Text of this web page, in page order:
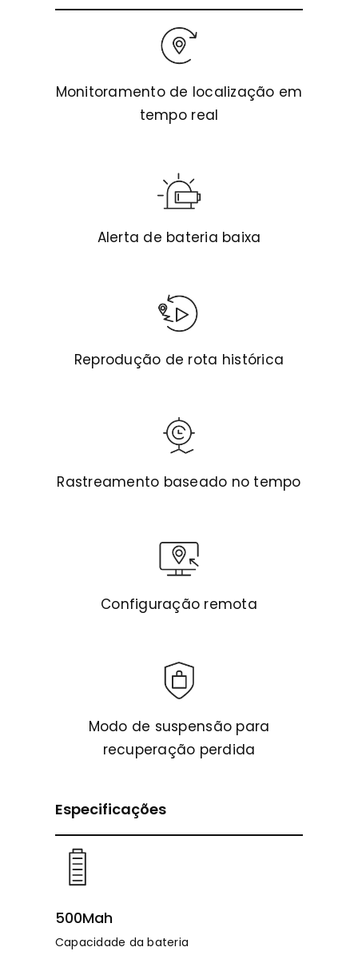
Monitoramento de localização em
tempo real
Alerta de bateria baixa
Reprodução de rota histórica
Rastreamento baseado no tempo
Configuração remota
Modo de suspensão para
recuperação perdida
Especificações
500Mah
Capacidade da bateria